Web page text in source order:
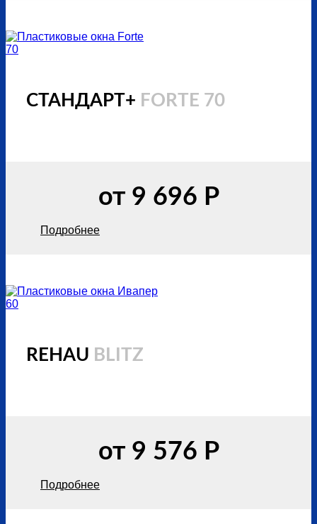
СТАНДАРТ+ FORTE 70
от 9 696 Р
Подробнее
REHAU BLITZ
от 9 576 Р
Подробнее